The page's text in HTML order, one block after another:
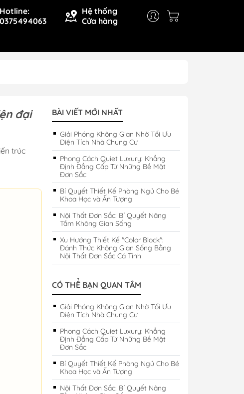
Hotline:
0375494063
Hệ thống
Cửa hàng
đại
trúc
BÀI VIẾT MỚI NHẤT
Giải Phóng Không Gian Nhờ Tối Ưu
Diện Tích Nhà Chung Cư
Phong Cách Quiet Luxury: Khẳng
Định Đẳng Cấp Từ Những Bề Mặt
Đơn Sắc
Bí Quyết Thiết Kế Phòng Ngủ Cho Bé
Khoa Học và Ấn Tượng
Nội Thất Đơn Sắc: Bí Quyết Nâng
Tầm Không Gian Sống
Xu Hướng Thiết Kế "Color Block":
Đánh Thức Không Gian Sống Bằng
Nội Thất Đơn Sắc Cá Tính
CÓ THỂ BẠN QUAN TÂM
Giải Phóng Không Gian Nhờ Tối Ưu
Diện Tích Nhà Chung Cư
Phong Cách Quiet Luxury: Khẳng
Định Đẳng Cấp Từ Những Bề Mặt
Đơn Sắc
Bí Quyết Thiết Kế Phòng Ngủ Cho Bé
Khoa Học và Ấn Tượng
Nội Thất Đơn Sắc: Bí Quyết Nâng